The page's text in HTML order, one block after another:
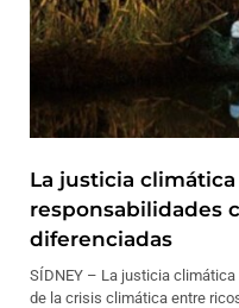
La justicia
responsabilidades
diferenciadas
SÍDNEY – La justicia
de la crisis climática entre